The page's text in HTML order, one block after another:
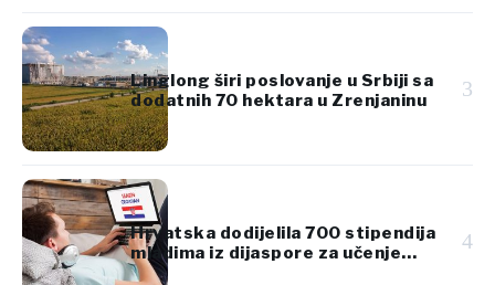
Linglong širi poslovanje u Srbiji sa
dodatnih 70 hektara u Zrenjaninu
3
Hrvatska dodijelila 700 stipendija
mladima iz dijaspore za učenje
hrvatskog jezika
4